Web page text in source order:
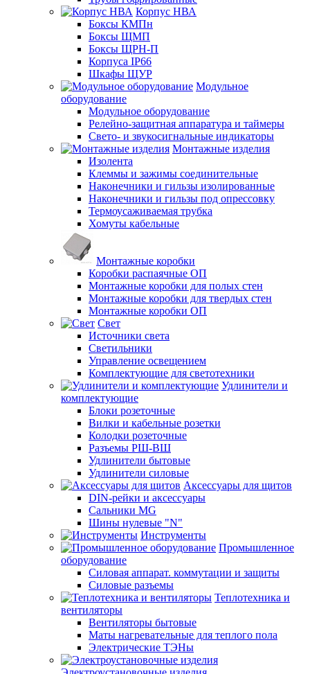
Корпус НВА
Боксы КМПн
Боксы ЩМП
Боксы ЩРН-П
Корпуса IP66
Шкафы ЩУР
Модульное
оборудование
Модульное оборудование
Релейно-защитная аппаратура и таймеры
Свето- и звукосигнальные индикаторы
Монтажные изделия
Изолента
Клеммы и зажимы соединительные
Наконечники и гильзы изолированные
Наконечники и гильзы под опрессовку
Термоусаживаемая трубка
Хомуты кабельные
Монтажные коробки
Коробки распаячные ОП
Монтажные коробки для полых стен
Монтажные коробки для твердых стен
Монтажные коробки ОП
Свет
Источники света
Светильники
Управление освещением
Комплектующие для светотехники
Удлинители и
комплектующие
Блоки розеточные
Вилки и кабельные розетки
Колодки розеточные
Разъемы РШ-ВШ
Удлинители бытовые
Удлинители силовые
Аксессуары для щитов
DIN-рейки и аксессуары
Сальники MG
Шины нулевые "N"
Инструменты
Промышленное
оборудование
Силовая аппарат. коммутации и защиты
Силовые разъемы
Теплотехника и
вентиляторы
Вентиляторы бытовые
Маты нагревательные для теплого пола
Электрические ТЭНы